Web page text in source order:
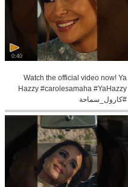
0:40
Watch the official video now! Ya
Hazzy #carolesamaha #YaHazzy
#كارول_سماحة